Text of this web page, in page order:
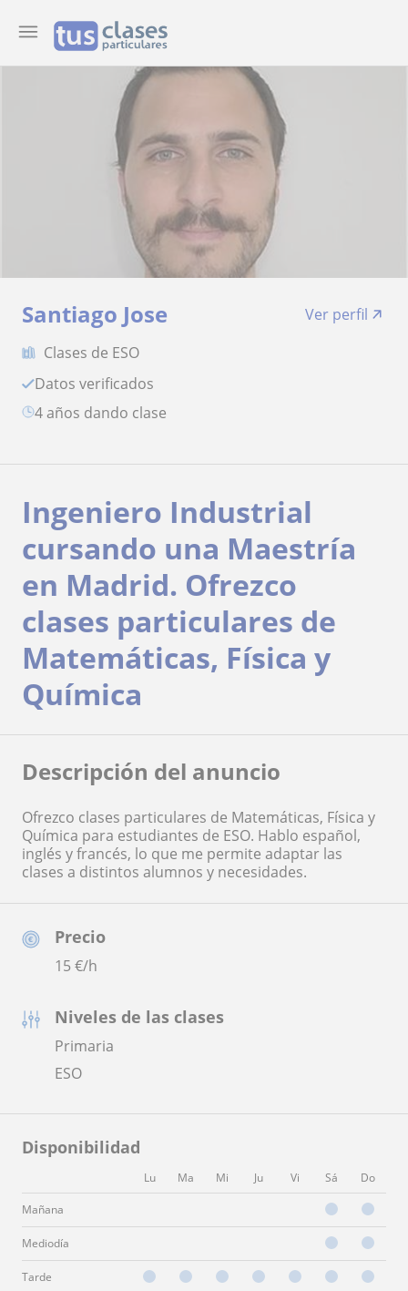
Santiago Jose
Ver perfil
Clases de ESO
Datos verificados
4 años dando clase
Precio
15€/h
Niveles de las clases
Primaria
ESO
Disponibilidad
Lu Ma Mi Ju Vi Sá Do
Mañana
Mediodía
Tarde
Ingeniero Industrial
cursando una Maestría
en Madrid. Ofrezco
clases particulares de
Matemáticas, Física y
Química
Descripción del anuncio
Ofrezco clases particulares de Matemáticas, Física y
Química para estudiantes de ESO. Hablo español,
inglés y francés, lo que me permite adaptar las
clases a distintos alumnos y necesidades.